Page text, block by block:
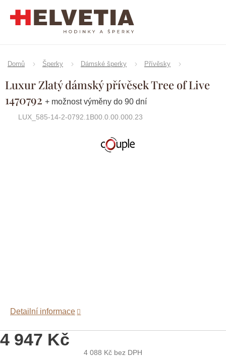
Domů Šperky Dámské šperky Přívěsky
Luxur Zlatý dámský přívěsek Tree of Live
1470792 + možnost výměny do 90 dní
LUX_585-14-2-0792.1B00.0.00.000.23
Značka:Couple
4 947 Kč
4 088 Kč bez DPH
Detailní informace